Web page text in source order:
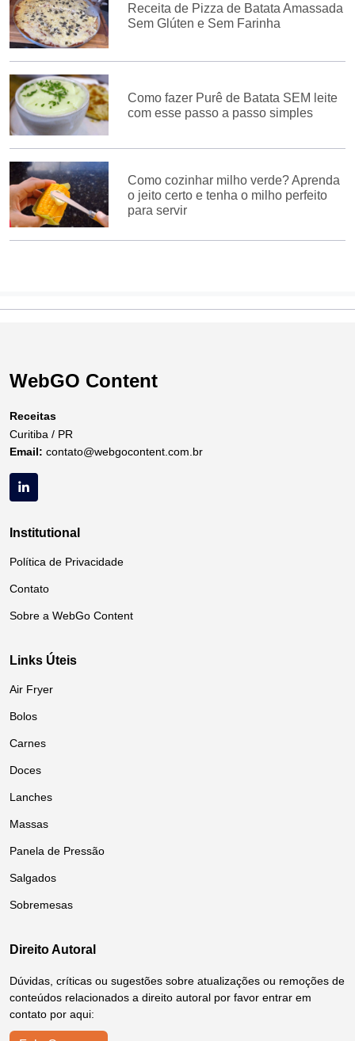
Receita de Pizza de Batata Amassada
Sem Glúten e Sem Farinha
Como fazer Purê de Batata SEM leite
com esse passo a passo simples
Como cozinhar milho verde? Aprenda
o jeito certo e tenha o milho perfeito
para servir
WebGO Content
Receitas
Curitiba / PR
Email: contato@webgocontent.com.br
Institutional
Política de Privacidade
Contato
Sobre a WebGo Content
Links Úteis
Air Fryer
Bolos
Carnes
Doces
Lanches
Massas
Panela de Pressão
Salgados
Sobremesas
Direito Autoral
Dúvidas, críticas ou sugestões sobre atualizações ou remoções de
conteúdos relacionados a direito autoral por favor entrar em
contato por aqui: